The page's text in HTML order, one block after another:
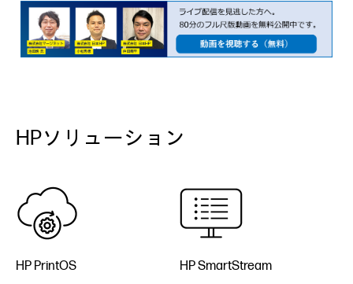
HPソリューション
HP PrintOS HP SmartStream